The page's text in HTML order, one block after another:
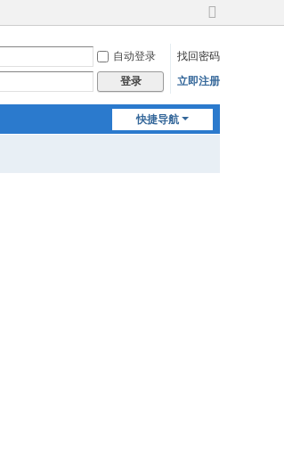
切
到
宽
自动登录
找回密码
登录 立即注册
快捷导航